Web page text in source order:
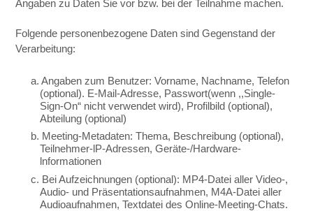
Angaben zu Daten Sie vor bzw. bei der Teilnahme machen.
Folgende personenbezogene Daten sind Gegenstand der
Verarbeitung:
a. Angaben zum Benutzer: Vorname, Nachname, Telefon
(optional). E-Mail-Adresse, Passwort(wenn ,,Single-
Sign-On“ nicht verwendet wird), Profilbild (optional),
Abteilung (optional)
b. Meeting-Metadaten: Thema, Beschreibung (optional),
Teilnehmer-lP-Adressen, Geräte-/Hardware-
lnformationen
c. Bei Aufzeichnungen (optional): MP4-Datei aller Video-,
Audio- und Präsentationsaufnahmen, M4A-Datei aller
Audioaufnahmen, Textdatei des Online-Meeting-Chats.